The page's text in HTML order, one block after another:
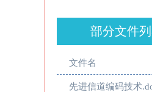
部分文件
文件名
先进信道编码技术